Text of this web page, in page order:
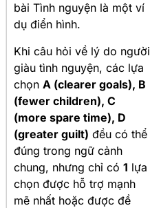
bài Tình nguyện là một ví
dụ điển hình.
Khi câu hỏi về lý do người
giàu tình nguyện, các lựa
chọn A (clearer goals), B
(fewer children), C
(more spare time), D
(greater guilt) đều có thể
đúng trong ngữ cảnh
chung, nhưng chỉ có 1 lựa
chọn được hỗ trợ mạnh
mẽ nhất hoặc được đề